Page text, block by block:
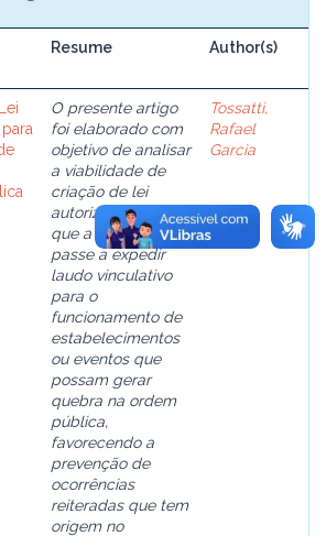
Resume Author(s)
O presente artigo
foi elaborado com
objetivo de analisar
a viabilidade de
criação de lei
autorizativa para
que a Polícia Militar
passe a expedir
laudo vinculativo
para o
funcionamento de
estabelecimentos
ou eventos que
possam gerar
quebra na ordem
pública,
favorecendo a
prevenção de
ocorrências
reiteradas que tem
origem no
Tossatti,
Rafael
Garcia